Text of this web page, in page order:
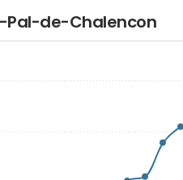
Pal-de-Chalencon